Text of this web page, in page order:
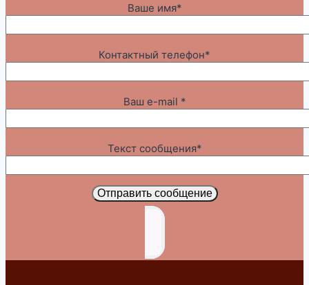
Ваше имя*
Контактный телефон*
Ваш e-mail *
Текст сообщения*
Отправить сообщение